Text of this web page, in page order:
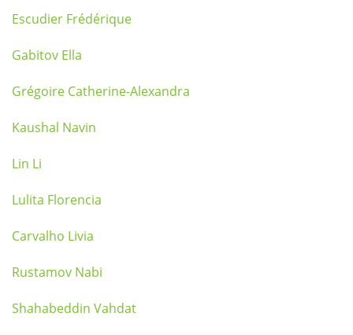
Escudier Frédérique
Gabitov Ella
Grégoire Catherine-Alexandra
Kaushal Navin
Lin Li
Lulita Florencia
Carvalho Livia
Rustamov Nabi
Shahabeddin Vahdat